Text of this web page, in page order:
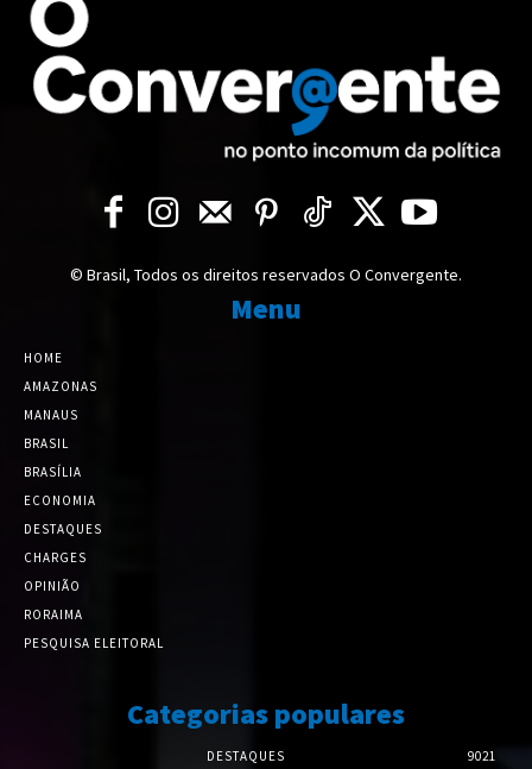
© Brasil, Todos os direitos reservados O Convergente.
Menu
HOME
AMAZONAS
MANAUS
BRASIL
BRASÍLIA
ECONOMIA
DESTAQUES
CHARGES
OPINIÃO
RORAIMA
PESQUISA ELEITORAL
Categorias populares
DESTAQUES 9021